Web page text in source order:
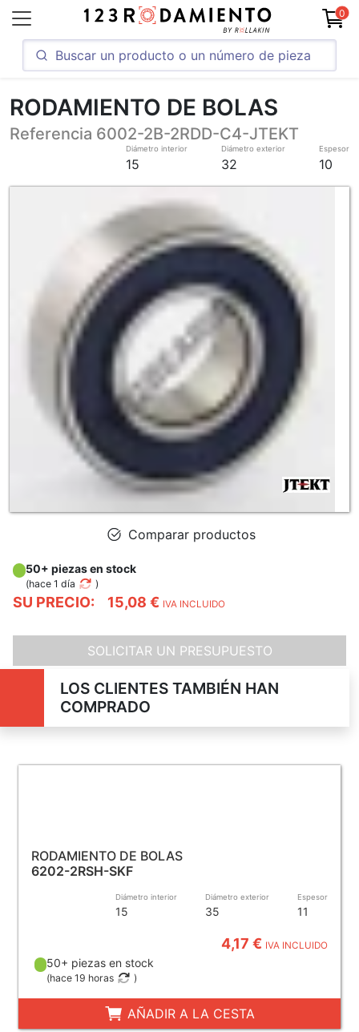
0
RODAMIENTO DE BOLAS
Referencia 6002-2B-2RDD-C4-JTEKT
Diámetro interior
15
Diámetro exterior
32
Espesor
10
Comparar productos
SU PRECIO: 15,08 € IVA INCLUIDO
50+ piezas en stock
(hace 1 día )
SOLICITAR UN PRESUPUESTO
LOS CLIENTES TAMBIÉN HAN
COMPRADO
RODAMIENTO DE BOLAS
6202-2RSH-SKF
Diámetro interior
15
Diámetro exterior
35
Espesor
11
4,17 € IVA INCLUIDO
50+ piezas en stock
(hace 19 horas )
AÑADIR A LA CESTA